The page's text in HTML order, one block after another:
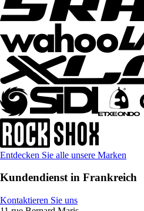
Entdecken Sie alle unsere Marken
Kundendienst in Frankreich
Kontaktieren Sie uns